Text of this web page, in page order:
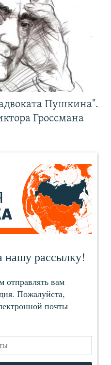
Пушкина".
Гроссмана